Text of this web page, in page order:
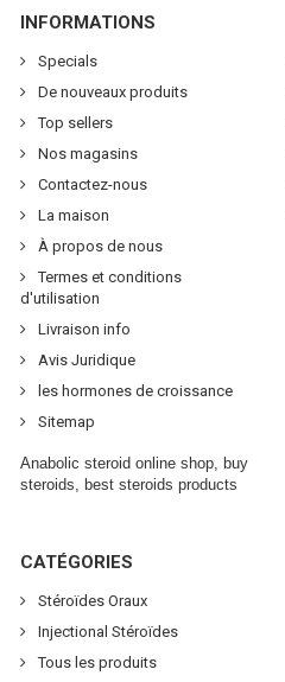
INFORMATIONS
Specials
De nouveaux produits
Top sellers
Nos magasins
Contactez-nous
La maison
À propos de nous
Termes et conditions
d'utilisation
Livraison info
Avis Juridique
les hormones de croissance
Sitemap
Anabolic steroid online shop, buy
steroids, best steroids products
CATÉGORIES
Stéroïdes Oraux
Injectional Stéroïdes
Tous les produits